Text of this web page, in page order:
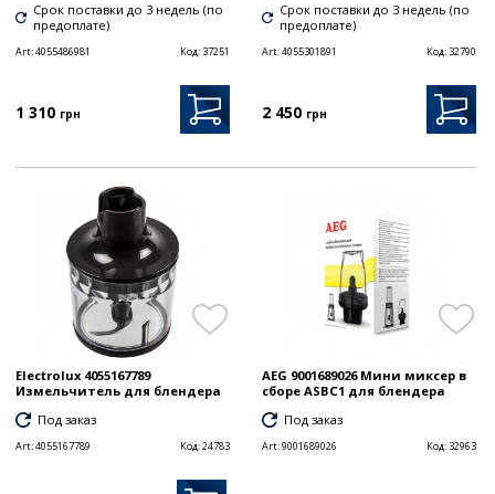
Срок поставки до 3 недель (по
предоплате)
Art:4055486981 Код: 37251
1 310 грн
Срок поставки до 3 недель (по
предоплате)
Art:4055301891 Код: 32790
2 450 грн
Electrolux 4055167789
Измельчитель для блендера
Под заказ
Art:4055167789 Код:24783
AEG 9001689026 Мини миксер в
сборе ASBC1 для блендера
Под заказ
Art:9001689026 Код: 32963